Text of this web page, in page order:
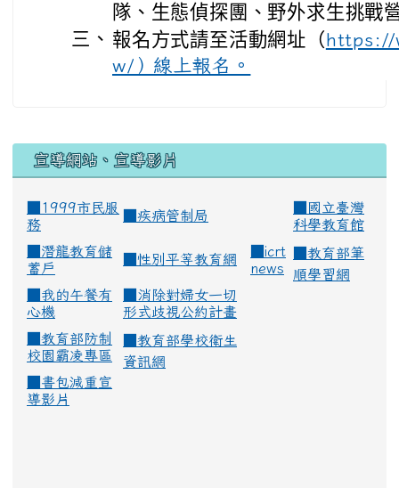
隊、生態偵探團、野外求生挑戰
三、 報名方式請至活動網址（https://
w/）線上報名。
宣導網站、宣導影片
■1999市民服
務
疾病管制局
國立臺灣
科學教育館
潛龍教育儲
蓄戶
性別平等教育網
icrt
news
教育部筆
順學習網
我的午餐有
心機
消除對婦女一切
形式歧視公約計畫
教育部防制
校園霸凌專區
教育部學校衛生
資訊網
書包減重宣
導影片